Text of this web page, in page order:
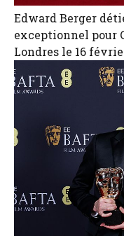
Edward Berger
exceptionnel pour
Londres le 16